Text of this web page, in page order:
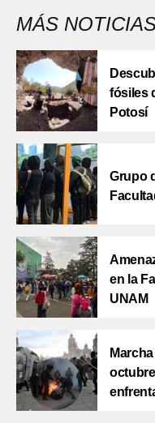
MÁS
fósiles
Potosí
Grupo
en la
UNAM